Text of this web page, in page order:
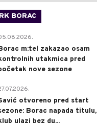
RK BORAC
m:tel zakazao osam
utakmica pred
nove sezone
otvoreno pred start
Borac napada titulu,
ulazi bez du...